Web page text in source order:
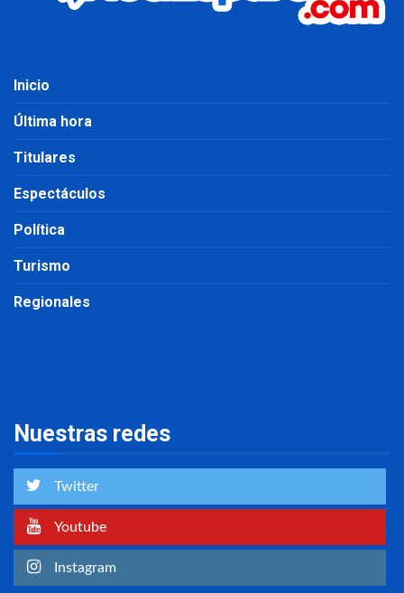
Inicio
Última hora
Titulares
Espectáculos
Política
Turismo
Regionales
Nuestras redes
Twitter
Youtube
Instagram